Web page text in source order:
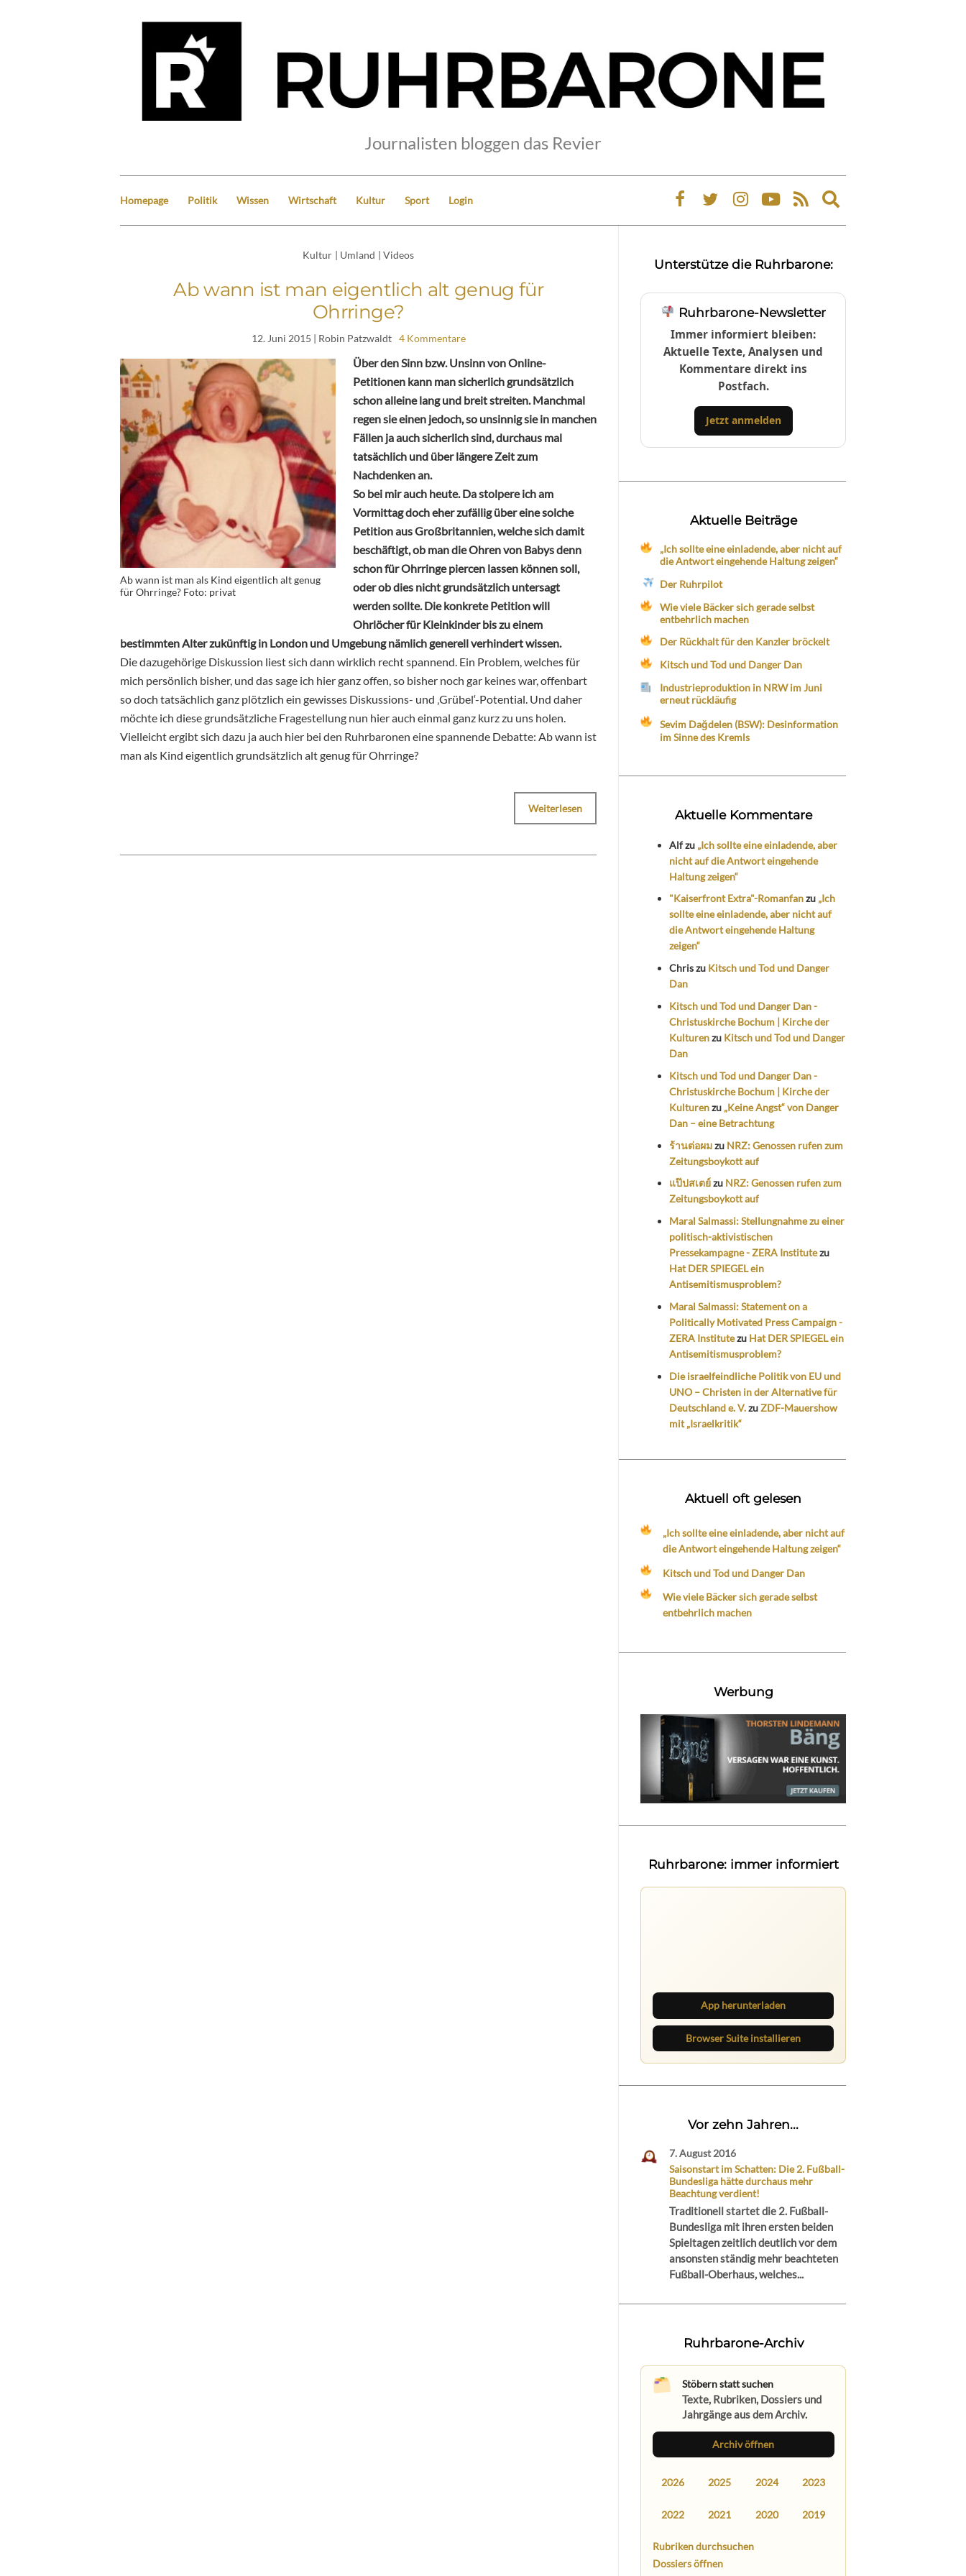
Journalisten bloggen das Revier
Homepage Politik Wissen Wirtschaft Kultur Sport Login
Expand
search
Kultur | Umland | Videos
Ab wann ist man eigentlich alt genug für
Ohrringe?
12. Juni 2015 | Robin Patzwaldt 4 Kommentare
Ab wann ist man als Kind eigentlich alt genug
für Ohrringe? Foto: privat
Über den Sinn bzw. Unsinn von Online-
Petitionen kann man sicherlich grundsätzlich
schon alleine lang und breit streiten. Manchmal
regen sie einen jedoch, so unsinnig sie in manchen
Fällen ja auch sicherlich sind, durchaus mal
tatsächlich und über längere Zeit zum
Nachdenken an.
So bei mir auch heute. Da stolpere ich am
Vormittag doch eher zufällig über eine solche
Petition aus Großbritannien, welche sich damit
beschäftigt, ob man die Ohren von Babys denn
schon für Ohrringe piercen lassen können soll,
oder ob dies nicht grundsätzlich untersagt
werden sollte. Die konkrete Petition will
Ohrlöcher für Kleinkinder bis zu einem
bestimmten Alter zukünftig in London und Umgebung nämlich generell verhindert wissen.
Die dazugehörige Diskussion liest sich dann wirklich recht spannend. Ein Problem, welches für
mich persönlich bisher, und das sage ich hier ganz offen, so bisher noch gar keines war, offenbart
so doch tatsächlich ganz plötzlich ein gewisses Diskussions- und ‚Grübel‘-Potential. Und daher
möchte ich diese grundsätzliche Fragestellung nun hier auch einmal ganz kurz zu uns holen.
Vielleicht ergibt sich dazu ja auch hier bei den Ruhrbaronen eine spannende Debatte: Ab wann ist
man als Kind eigentlich grundsätzlich alt genug für Ohrringe?
Weiterlesen
Unterstütze die Ruhrbarone:
Ruhrbarone-Newsletter
Immer informiert bleiben:
Aktuelle Texte, Analysen und
Kommentare direkt ins
Postfach.
Jetzt anmelden
Aktuelle Beiträge
„Ich sollte eine einladende, aber nicht auf
die Antwort eingehende Haltung zeigen“
Der Ruhrpilot
Wie viele Bäcker sich gerade selbst
entbehrlich machen
Der Rückhalt für den Kanzler bröckelt
Kitsch und Tod und Danger Dan
Industrieproduktion in NRW im Juni
erneut rückläufig
Sevim Dağdelen (BSW): Desinformation
im Sinne des Kremls
Aktuelle Kommentare
Alfzu „Ich sollte eine einladende, aber
nicht auf die Antwort eingehende
Haltung zeigen“
"Kaiserfront Extra"-Romanfanzu „Ich
sollte eine einladende, aber nicht auf
die Antwort eingehende Haltung
zeigen“
Chriszu Kitsch und Tod und Danger
Dan
Kitsch und Tod und Danger Dan -
Christuskirche Bochum | Kirche der
Kulturenzu Kitsch und Tod und Danger
Dan
Kitsch und Tod und Danger Dan -
Christuskirche Bochum | Kirche der
Kulturenzu „Keine Angst“ von Danger
Dan – eine Betrachtung
ร้านต่อผมzu NRZ: Genossen rufen zum
Zeitungsboykott auf
แป๊ปสเตย์zu NRZ: Genossen rufen zum
Zeitungsboykott auf
Maral Salmassi: Stellungnahme zu einer
politisch-aktivistischen
Pressekampagne - ZERA Institutezu
Hat DER SPIEGEL ein
Antisemitismusproblem?
Maral Salmassi: Statement on a
Politically Motivated Press Campaign -
ZERA Institutezu Hat DER SPIEGEL ein
Antisemitismusproblem?
Die israelfeindliche Politik von EU und
UNO – Christen in der Alternative für
Deutschland e. V.zuZDF-Mauershow
mit „Israelkritik“
Aktuell oft gelesen
„Ich sollte eine einladende, aber nicht auf
die Antwort eingehende Haltung zeigen“
Kitsch und Tod und Danger Dan
Wie viele Bäcker sich gerade selbst
entbehrlich machen
Werbung
Ruhrbarone: immer informiert
App herunterladen
Browser Suite installieren
Vor zehn Jahren...
7. August 2016
Saisonstart im Schatten: Die 2. Fußball-
Bundesliga hätte durchaus mehr
Beachtung verdient!
Traditionell startet die 2. Fußball-
Bundesliga mit ihren ersten beiden
Spieltagen zeitlich deutlich vor dem
ansonsten ständig mehr beachteten
Fußball-Oberhaus, welches...
Ruhrbarone-Archiv
Stöbern statt suchen
Texte, Rubriken, Dossiers und
Jahrgänge aus dem Archiv.
Archiv öffnen
2026 2025 2024 2023
2022 2021 2020 2019
Rubriken durchsuchen
Dossiers öffnen